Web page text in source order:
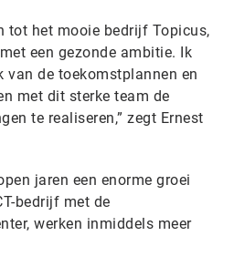
tot het mooie bedrijf Topicus,
een gezonde ambitie. Ik
van de toekomstplannen en
met dit sterke team de
te realiseren,” zegt Ernest
jaren een enorme groei
bedrijf met de
werken inmiddels meer